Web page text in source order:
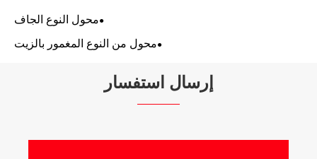
محول النوع الجاف
محول من النوع المغمور بالزيت
إرسال استفسار